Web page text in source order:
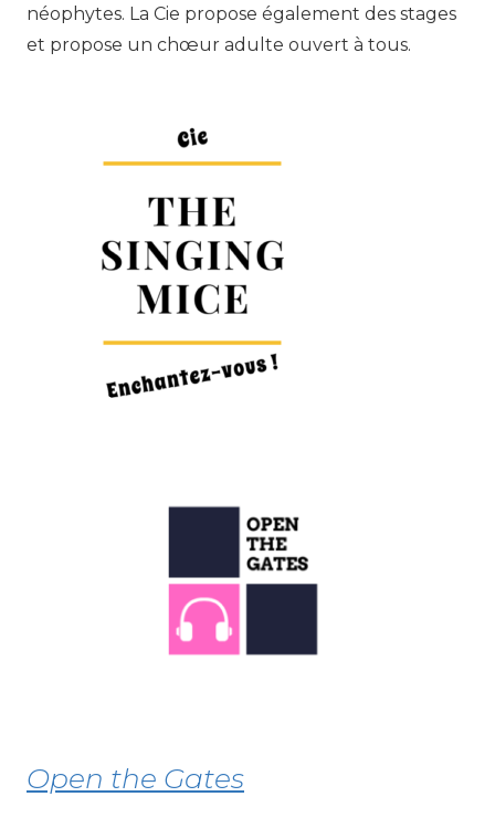
néophytes. La Cie propose également des stages
et propose un chœur adulte ouvert à tous.
Open the Gates